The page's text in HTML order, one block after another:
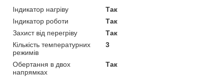
Індикатор нагріву
Так
Індикатор роботи
Так
Захист від перегріву
Так
Кількість температурних
режимів
3
Обертання в двох
напрямках
Так